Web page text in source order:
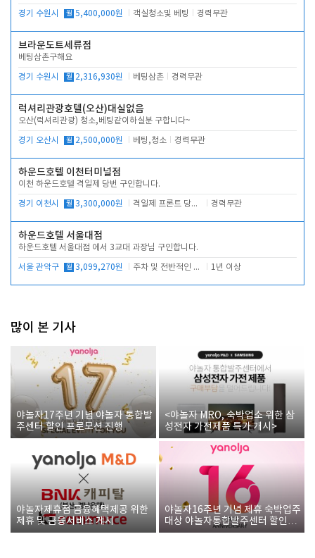
경기 수원시 월 5,400,000원 객실청소및 베팅 경력무관
브라운도트세류점
베팅삼촌구해요
경기 수원시 월 2,316,930원 베팅삼촌 경력무관
럭셔리관광호텔(오산)대실없음
오산(럭셔리관광) 청소,베팅같이하실분 구합니다~
경기 오산시 월 2,500,000원 베팅,청소 경력무관
하운드호텔 이천터미널점
이천 하운드호텔 격일제 당번 구인합니다.
경기 이천시 월 3,300,000원 격일제 프론트 당번 업무로 주차 및 객실 점검 경력무관
하운드호텔 서울대점
하운드호텔 서울대점 에서 3교대 과장님 구인합니다.
서울 관악구 월 3,099,270원 주차 및 전반적인 당번업무 1년 이상
많이 본 기사
야놀자17주년 기념 야놀자 통합발
주센터 할인 프로모션 진행
<야놀자 MRO, 숙박업소 위한 삼
성전자 가전제품 특가 개시>
야놀자제휴점 금융혜택제공 위한
제휴 및 금융서비스 게시
야놀자16주년 기념 제휴 숙박업주
대상 야놀자통합발주센터 할인쿠
폰 증정